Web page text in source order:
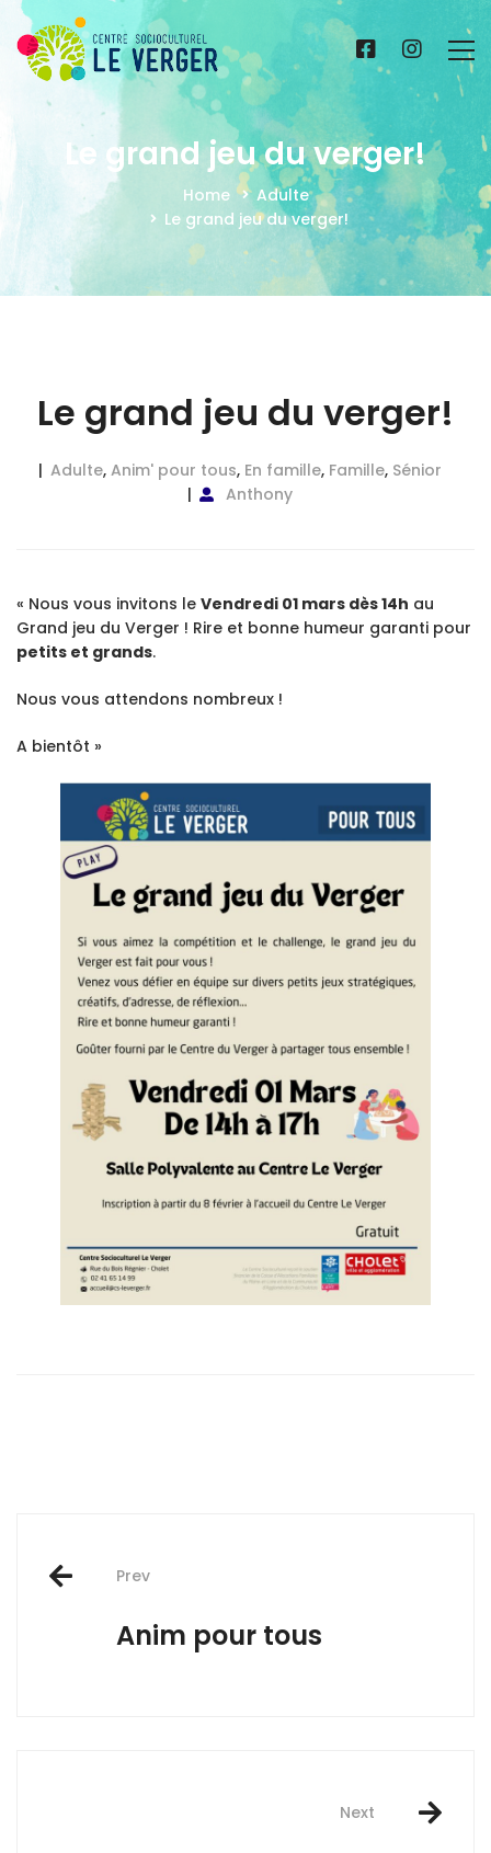
Le grand jeu du verger!
Home
Adulte
Le grand jeu du verger!
Le grand jeu du verger!
Adulte, Anim' pour tous, En famille, Famille, Sénior
Anthony
« Nous vous invitons le Vendredi 01 mars dès 14h au
Grand jeu du Verger ! Rire et bonne humeur garanti pour
petits et grands.
Nous vous attendons nombreux !
A bientôt »
Post
navigation
Prev
Anim pour tous
Next